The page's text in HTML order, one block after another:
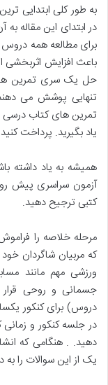
به طور کلی ابتدایی
در ابتدای این مقاله به
برای مطالعه همه
باعث افزایش
حل یک سری تمرین
تنهایی پوشش می
تمرین های کتاب
یاد بگیرید. پرداخت
همیشه به یاد داشته
آزمون سراسری پیش
کتبی ترجیح دهید.
مرحله خلاصه را
که مربیان شاگردان
ورزشی مهم مانند
جسمانی و روحی
دروس) برای کنکور
دهید. . هنگامی که
یک از این سوالات را